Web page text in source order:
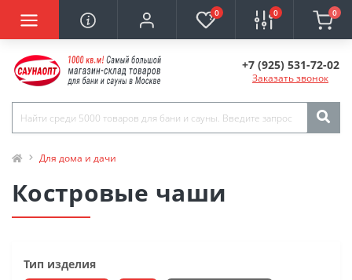
0 0 0
+7 (925) 531-72-02
Заказать звонок
Для дома и дачи
Костровые чаши
Тип изделия